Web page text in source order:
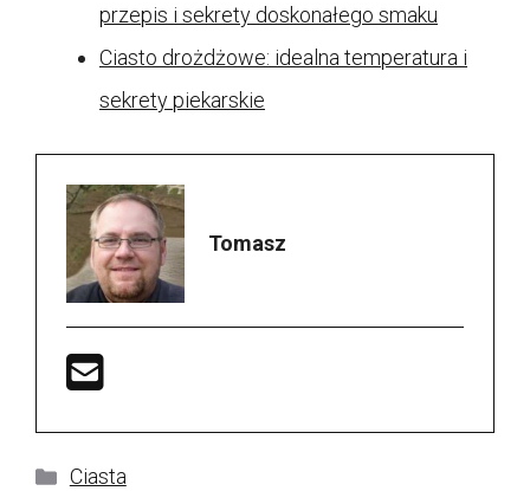
przepis i sekrety doskonałego smaku
Ciasto drożdżowe: idealna temperatura i
sekrety piekarskie
Tomasz
Kategorie
Ciasta